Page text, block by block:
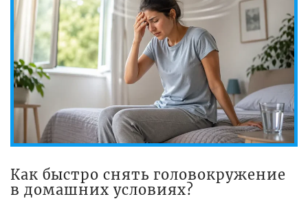
Как быстро снять головокружение
в домашних условиях?